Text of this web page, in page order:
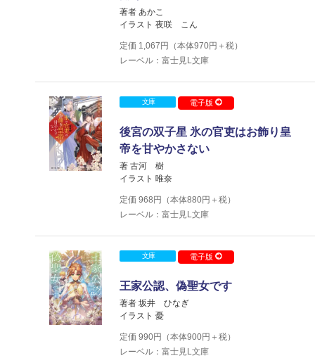
著者 あかこ
イラスト 夜咲 こん
定価 1,067 円（本体970円＋税）
レーベル：富士見L文庫
文庫 電子版
後宮の双子星 氷の官吏はお飾り皇
帝を甘やかさない
著 古河 樹
イラスト 唯奈
定価 968 円（本体880円＋税）
レーベル：富士見L文庫
文庫 電子版
王家公認、偽聖女です
著者 坂井 ひなぎ
イラスト 憂
定価 990円（本体900円＋税）
レーベル：富士見L文庫